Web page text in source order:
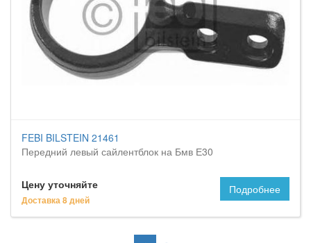
FEBI BILSTEIN 21461
Передний левый сайлентблок на Бмв Е30
Цену уточняйте
Доставка 8 дней
Подробнее